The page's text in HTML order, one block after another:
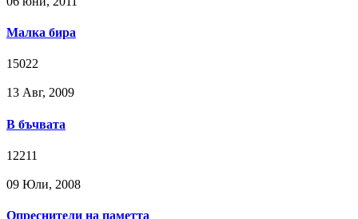
Малка бира
15022
13 Авг, 2009
В бъчвата
12211
09 Юли, 2008
Опреснители на паметта